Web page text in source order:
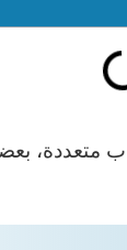
متعددة،